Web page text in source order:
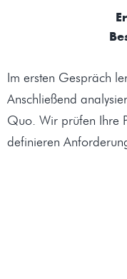
Im ersten Gespräch
Anschließend
Quo. Wir prüfen Ihre
definieren